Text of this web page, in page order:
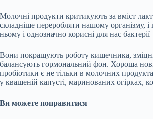
Молочні продукти критикують за вміст
складніше переробляти нашому організму,
ньому і однозначно корисні для нас
Вони покращують роботу кишечника,
балансують гормональний фон. Хороша
пробіотики є не тільки в молочних
у квашеній капусті, маринованих огірках,
Ви можете поправитися